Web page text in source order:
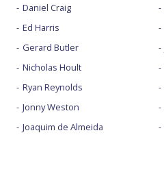
Daniel Craig
Ed Harris
Gerard Butler
Nicholas Hoult
Ryan Reynolds
Jonny Weston
Joaquim de Almeida